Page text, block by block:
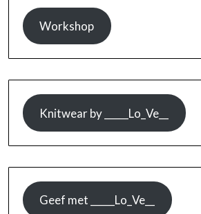
Workshop
Knitwear by _____Lo_Ve__
Geef met _____Lo_Ve__